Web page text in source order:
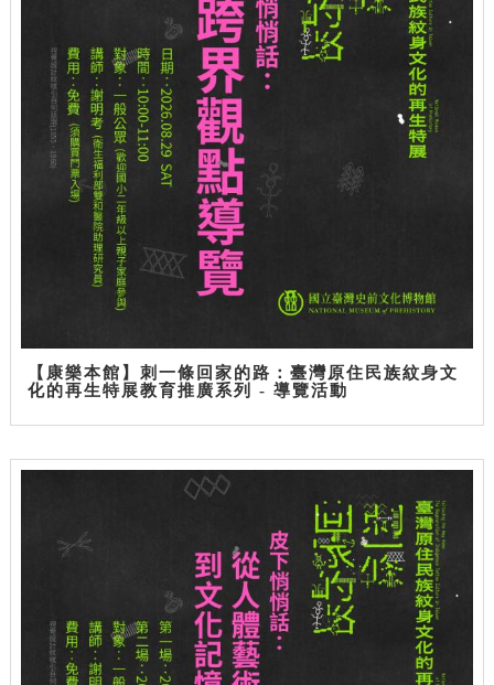
【康樂本館】刺一條回家的路：臺灣原住民族紋身文
化的再生特展教育推廣系列 - 導覽活動